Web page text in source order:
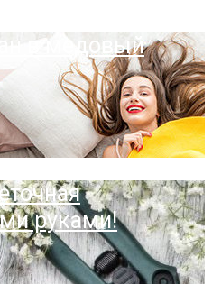
в медовый
руками!